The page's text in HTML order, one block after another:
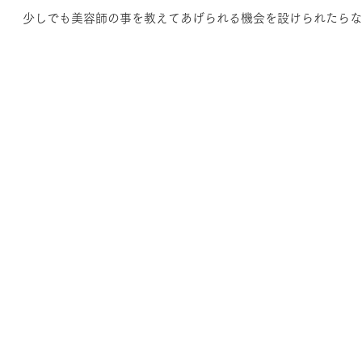
少しでも美容師の事を教えてあげられる機会を設けられたら